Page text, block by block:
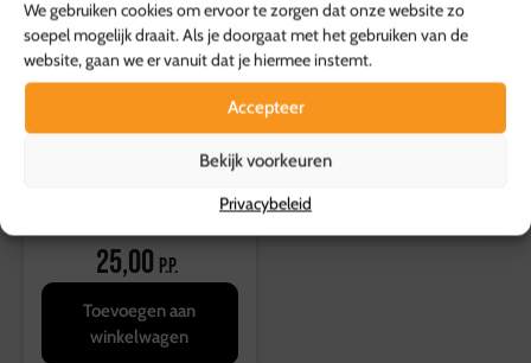
We gebruiken cookies om ervoor te zorgen dat onze website zo
soepel mogelijk draait. Als je doorgaat met het gebruiken van de
website, gaan we er vanuit dat je hiermee instemt.
Accepteer
Bekijk voorkeuren
Privacybeleid
25,00 p.p.
Toevoegen aan
winkelwagen